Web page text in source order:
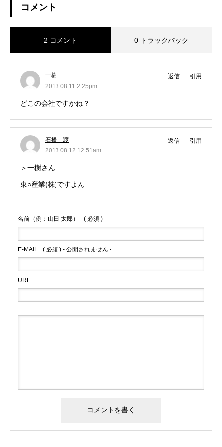
コメント
2 コメント 0 トラックバック
一樹
2013.08.11 2:25pm
返信 引用
どこの会社ですかね？
石橋 渡
2013.08.12 12:51am
返信 引用
＞一樹さん
東○産業(株)ですよん
名前（例：山田 太郎） ( 必須 )
E-MAIL ( 必須 ) - 公開されません -
URL